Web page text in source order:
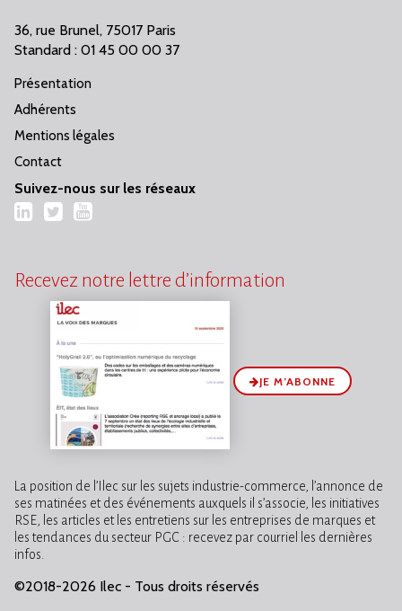
36, rue Brunel, 75017 Paris
Standard : 01 45 00 00 37
Présentation
Adhérents
Mentions légales
Contact
Suivez-nous sur les réseaux
LinkedIn
TwitterYouTube
Recevez notre lettre d’information
JE M’ABONNE
La position de l’Ilec sur les sujets industrie-commerce, l’annonce de
ses matinées et des événements auxquels il s’associe, les initiatives
RSE, les articles et les entretiens sur les entreprises de marques et
les tendances du secteur PGC : recevez par courriel les dernières
infos.
©2018-2026 Ilec - Tous droits réservés